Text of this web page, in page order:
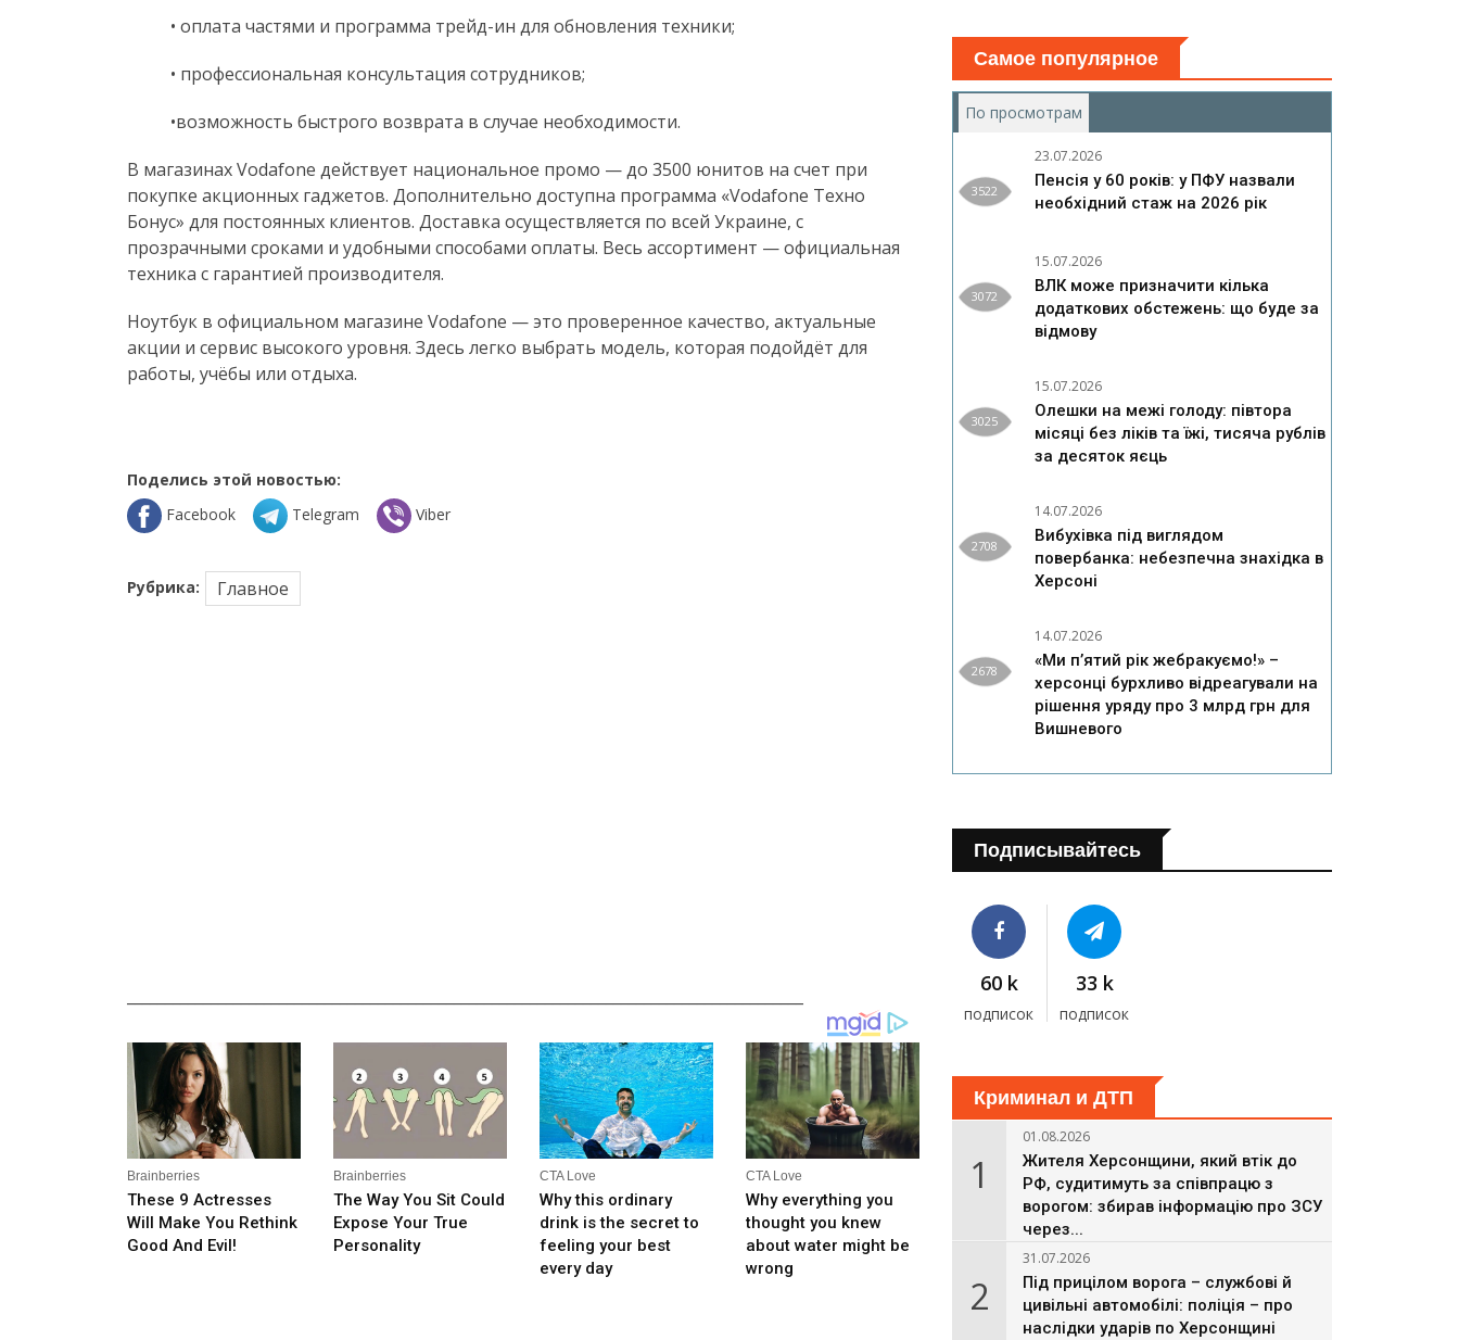
• оплата частями и программа трейд-ин для обновления техники;
• профессиональная консультация сотрудников;
•возможность быстрого возврата в случае необходимости.
В магазинах Vodafone действует национальное промо — до 3500 юнитов на счет при
покупке акционных гаджетов. Дополнительно доступна программа «Vodafone Техно
Бонус» для постоянных клиентов. Доставка осуществляется по всей Украине, с
прозрачными сроками и удобными способами оплаты. Весь ассортимент — официальная
техника с гарантией производителя.
Ноутбук в официальном магазине Vodafone — это проверенное качество, актуальные
акции и сервис высокого уровня. Здесь легко выбрать модель, которая подойдёт для
работы, учёбы или отдыха.
Поделись этой новостью:
Facebook
Telegram Viber
Рубрика: Главное
Самое популярное
По просмотрам
3522
23.07.2026
Пенсія у 60 років: у ПФУ назвали
необхідний стаж на 2026 рік
3072
15.07.2026
ВЛК може призначити кілька
додаткових обстежень: що буде за
відмову
3025
15.07.2026
Олешки на межі голоду: півтора
місяці без ліків та їжі, тисяча рублів
за десяток яєць
2708
14.07.2026
Вибухівка під виглядом
повербанка: небезпечна знахідка в
Херсоні
2678
14.07.2026
«Ми п’ятий рік жебракуємо!» –
херсонці бурхливо відреагували на
рішення уряду про 3 млрд грн для
Вишневого
Подписывайтесь
60 k
подписок
33 k
подписок
Криминал и ДТП
1
01.08.2026
Жителя Херсонщини, який втік до
РФ, судитимуть за співпрацю з
ворогом: збирав інформацію про ЗСУ
через...
2
31.07.2026
Під прицілом ворога – службові й
цивільні автомобілі: поліція – про
наслідки ударів по Херсонщині